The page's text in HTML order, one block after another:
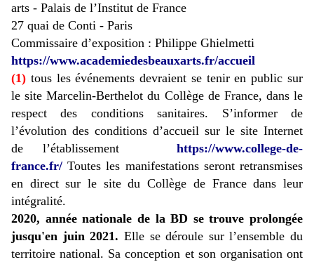
arts - Palais de l’Institut de France
27 quai de Conti - Paris
Commissaire d’exposition : Philippe Ghielmetti
https://www.academiedesbeauxarts.fr/accueil
(1) tous les événements devraient se tenir en public sur
le site Marcelin-Berthelot du Collège de France, dans le
respect des conditions sanitaires. S’informer de
l’évolution des conditions d’accueil sur le site Internet
de l’établissement
https://www.college-de-
france.fr/ Toutes les manifestations seront retransmises
en direct sur le site du Collège de France dans leur
intégralité.
2020, année nationale de la BD se trouve prolongée
jusqu'en juin 2021. Elle se déroule sur l’ensemble du
territoire national. Sa conception et son organisation ont